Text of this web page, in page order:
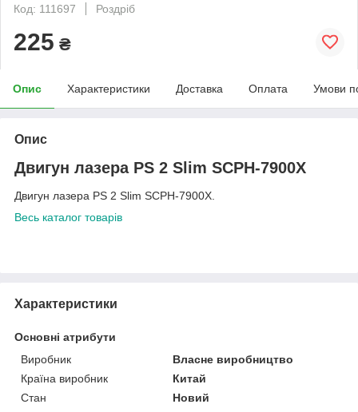
Код: 111697
Роздріб
225 ₴
Опис Характеристики Доставка Оплата Умови
Опис
Двигун лазера PS 2 Slim SCPH-7900X
Двигун лазера PS 2 Slim SCPH-7900X.
Весь каталог товарів
Характеристики
Основні атрибути
Виробник
Власне виробництво
Країна виробник
Китай
Стан
Новий